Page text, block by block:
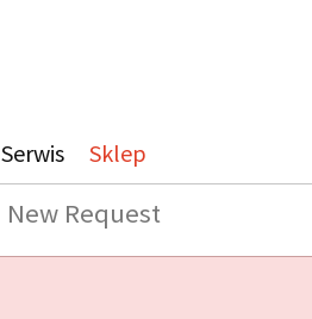
Serwis Sklep
New Request